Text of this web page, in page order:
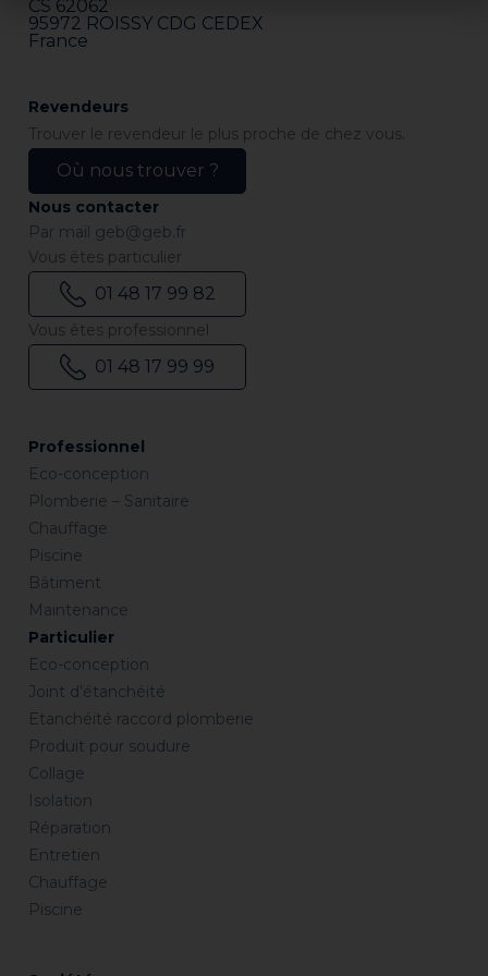
Pour les objets lourds, étayer et attendre au moins
24 H (temps à adapter en fonction du poids de
CS 62062
95972 ROISSY CDG CEDEX
France
Professionnel
Eco-conception
Plomberie – Sanitaire
Chauffage
Piscine
Bâtiment
Maintenance
Particulier
Eco-conception
Joint d’étanchéité
Etanchéité raccord plomberie
Produit pour soudure
Collage
Isolation
Réparation
Entretien
Chauffage
Piscine
Revendeurs
Trouver le revendeur le plus proche de chez vous.
Où nous trouver ?
Nous contacter
Par mail geb@geb.fr
Vous êtes particulier
01 48 17 99 82
Vous êtes professionnel
01 48 17 99 99